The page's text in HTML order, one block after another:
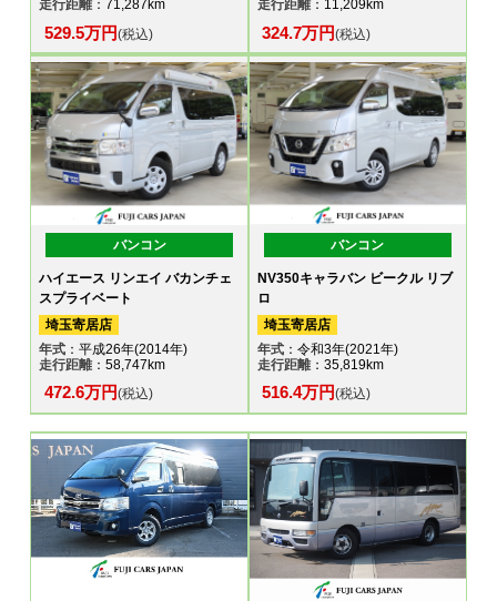
走行距離：71,287km
529.5万円(税込)
走行距離：11,209km
324.7万円(税込)
バンコン
ハイエース リンエイ バカンチェ
スプライベート
埼玉寄居店
年式 ：平成26年(2014年)
走行距離：58,747km
472.6万円(税込)
バンコン
NV350キャラバン ビークル リブ
ロ
埼玉寄居店
年式：令和3年(2021年)
走行距離：35,819km
516.4万円(税込)